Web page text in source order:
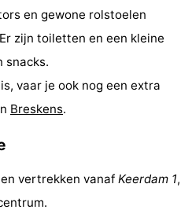
en gewone rolstoelen
zijn toiletten en een kleine
snacks.
vaar je ook nog een extra
Breskens.
vertrekken vanaf Keerdam 1,